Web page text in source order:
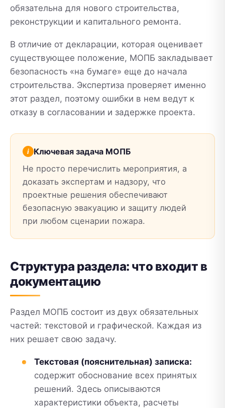
обязательна для нового строительства,
реконструкции и капитального ремонта.
В отличие от декларации, которая оценивает
существующее положение, МОПБ закладывает
безопасность «на бумаге» еще до начала
строительства. Экспертиза проверяет именно
этот раздел, поэтому ошибки в нем ведут к
отказу в согласовании и задержке проекта.
Ключевая задача МОПБ
Не просто перечислить мероприятия, а
доказать экспертам и надзору, что
проектные решения обеспечивают
безопасную эвакуацию и защиту людей
при любом сценарии пожара.
Структура раздела: что входит в
документацию
Раздел МОПБ состоит из двух обязательных
частей: текстовой и графической. Каждая из
них решает свою задачу.
Текстовая (пояснительная) записка:
содержит обоснование всех принятых
решений. Здесь описываются
характеристики объекта, расчеты